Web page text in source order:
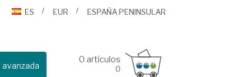
ES
EUR ESPAÑA PENINSULAR
0 artículos
0